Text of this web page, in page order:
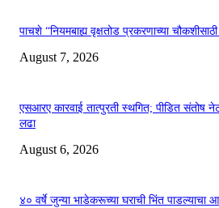
पाचशे “नियमबाह्य वृक्षतोड प्रकरणाच्या
August 7, 2026
एसआरए कारवाई तात्पुरती स्थगित; पीडित संतोष
लढा
August 6, 2026
४० वर्षे जुन्या भाडेकरूच्या घराची भिंत पाडल्याचा